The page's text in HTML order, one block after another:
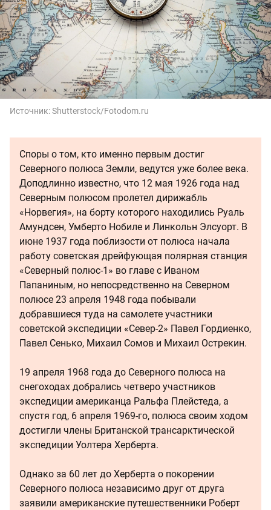
Источник:Shutterstock/Fotodom.ru
Споры о том, кто именно первым достиг
Северного полюса Земли, ведутся уже более века.
Доподлинно известно, что 12 мая 1926 года над
Северным полюсом пролетел дирижабль
«Норвегия», на борту которого находились Руаль
Амундсен, Умберто Нобиле и Линкольн Элсуорт. В
июне 1937 года поблизости от полюса начала
работу советская дрейфующая полярная станция
«Северный полюс-1» во главе с Иваном
Папаниным, но непосредственно на Северном
полюсе 23 апреля 1948 года побывали
добравшиеся туда на самолете участники
советской экспедиции «Север-2» Павел Гордиенко,
Павел Сенько, Михаил Сомов и Михаил Острекин.
19 апреля 1968 года до Северного полюса на
снегоходах добрались четверо участников
экспедиции американца Ральфа Плейстеда, а
спустя год, 6 апреля 1969-го, полюса своим ходом
достигли члены Британской трансарктической
экспедиции Уолтера Херберта.
Однако за 60 лет до Херберта о покорении
Северного полюса независимо друг от друга
заявили американские путешественники Роберт